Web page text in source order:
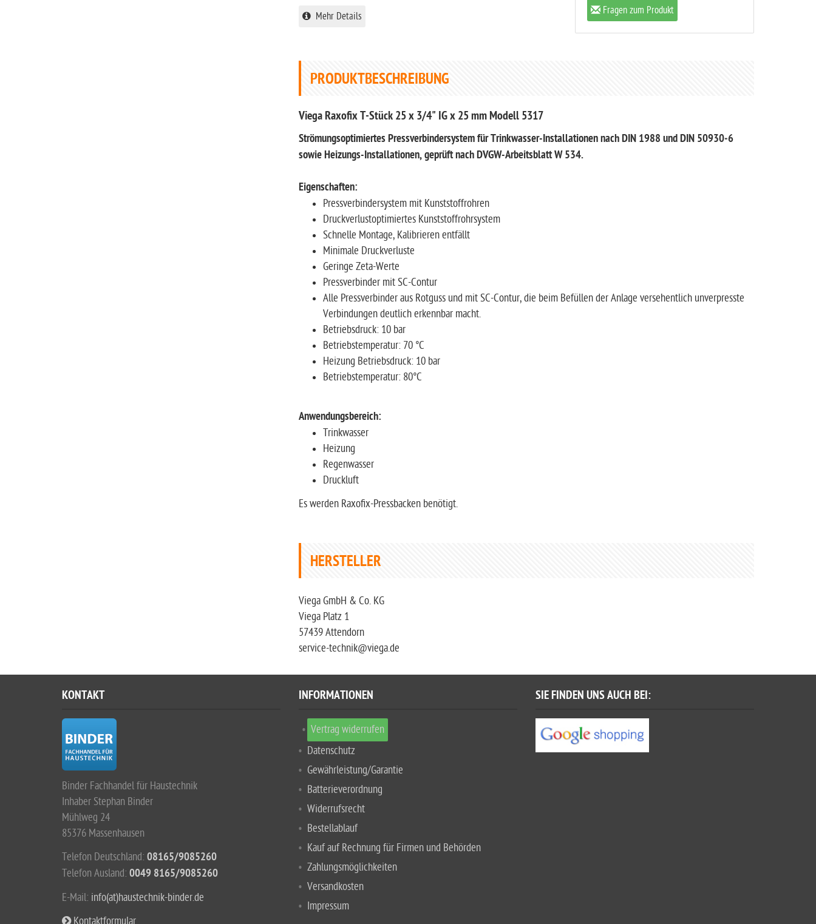
Fragen zum Produkt
Mehr Details
PRODUKTBESCHREIBUNG
Viega Raxofix T-Stück 25 x 3/4" IG x 25 mm Modell 5317
Strömungsoptimiertes Pressverbindersystem für Trinkwasser-Installationen nach DIN 1988 und DIN 50930‑6
sowie Heizungs-Installationen, geprüft nach DVGW-Arbeitsblatt W 534.
Eigenschaften:
Pressverbindersystem mit Kunststoffrohren
Druckverlustoptimiertes Kunststoffrohrsystem
Schnelle Montage, Kalibrieren entfällt
Minimale Druckverluste
Geringe Zeta-Werte
Pressverbinder mit SC-Contur
Alle Pressverbinder aus Rotguss und mit SC-Contur, die beim Befüllen der Anlage versehentlich unverpresste
Verbindungen deutlich erkennbar macht.
Betriebsdruck: 10 bar
Betriebstemperatur: 70 °C
Heizung Betriebsdruck: 10 bar
Betriebstemperatur: 80°C
Anwendungsbereich:
Trinkwasser
Heizung
Regenwasser
Druckluft
Es werden Raxofix-Pressbacken benötigt.
HERSTELLER
Viega GmbH & Co. KG
Viega Platz 1
57439 Attendorn
service-technik@viega.de
KONTAKT
Binder Fachhandel für Haustechnik
Inhaber Stephan Binder
Mühlweg 24
85376 Massenhausen
Telefon Deutschland: 08165/9085260
Telefon Ausland: 0049 8165/9085260
E-Mail: info(at)haustechnik-binder.de
Kontaktformular
INFORMATIONEN
Vertrag widerrufen
Datenschutz
Gewährleistung/Garantie
Batterieverordnung
Widerrufsrecht
Bestellablauf
Kauf auf Rechnung für Firmen und Behörden
Zahlungsmöglichkeiten
Versandkosten
Impressum
SIE FINDEN UNS AUCH BEI: